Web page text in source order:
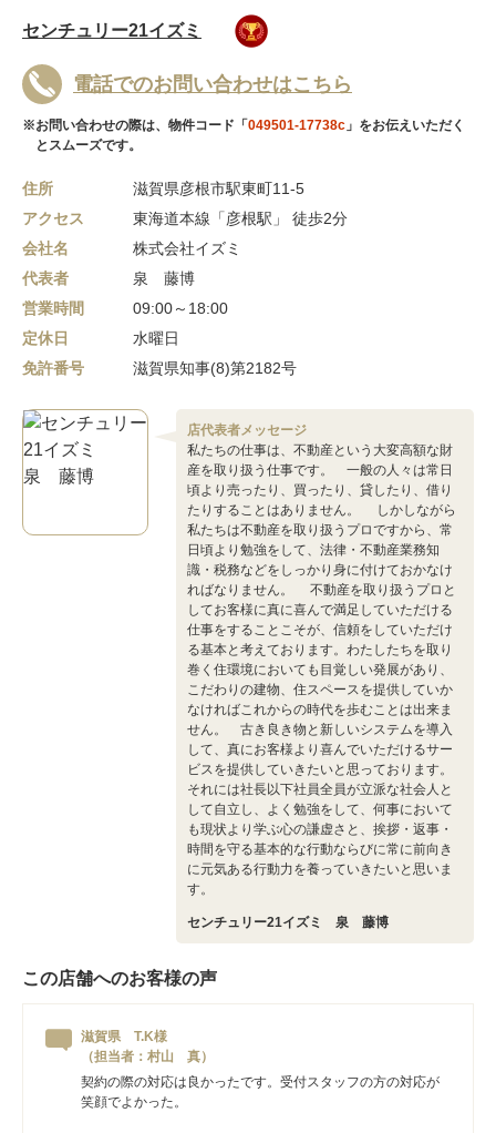
センチュリー21イズミ
電話でのお問い合わせはこちら
※お問い合わせの際は、物件コード「049501-17738c 」をお伝えいただく
とスムーズです。
住所
滋賀県彦根市駅東町11-5
アクセス
東海道本線「彦根駅」 徒歩2分
会社名
株式会社イズミ
代表者
泉 藤博
営業時間
09:00～18:00
定休日
水曜日
免許番号
滋賀県知事(8)第2182号
店代表者メッセージ
私たちの仕事は、不動産という大変高額な財
産を取り扱う仕事です。 一般の人々は常日
頃より売ったり、買ったり、貸したり、借り
たりすることはありません。 しかしながら
私たちは不動産を取り扱うプロですから、常
日頃より勉強をして、法律・不動産業務知
識・税務などをしっかり身に付けておかなけ
ればなりません。 不動産を取り扱うプロと
してお客様に真に喜んで満足していただける
仕事をすることこそが、信頼をしていただけ
る基本と考えております。わたしたちを取り
巻く住環境においても目覚しい発展があり、
こだわりの建物、住スペースを提供していか
なければこれからの時代を歩むことは出来ま
せん。 古き良き物と新しいシステムを導入
して、真にお客様より喜んでいただけるサー
ビスを提供していきたいと思っております。
それには社長以下社員全員が立派な社会人と
して自立し、よく勉強をして、何事において
も現状より学ぶ心の謙虚さと、挨拶・返事・
時間を守る基本的な行動ならびに常に前向き
に元気ある行動力を養っていきたいと思いま
す。
センチュリー21イズミ 泉 藤博
この店舗へのお客様の声
滋賀県 T.K様
（担当者：村山 真）
契約の際の対応は良かったです。受付スタッフの方の対応が
笑顔でよかった。